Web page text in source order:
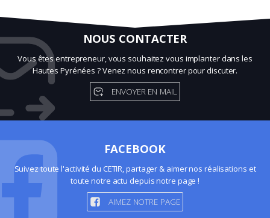
NOUS CONTACTER
Vous êtes entrepreneur, vous souhaitez vous implanter dans les
Hautes Pyrénées ? Venez nous rencontrer pour discuter.
ENVOYER EN MAIL
FACEBOOK
Suivez toute l'activité du CETIR, partager & aimer nos réalisations et
toute notre actu depuis notre page !
AIMEZ NOTRE PAGE